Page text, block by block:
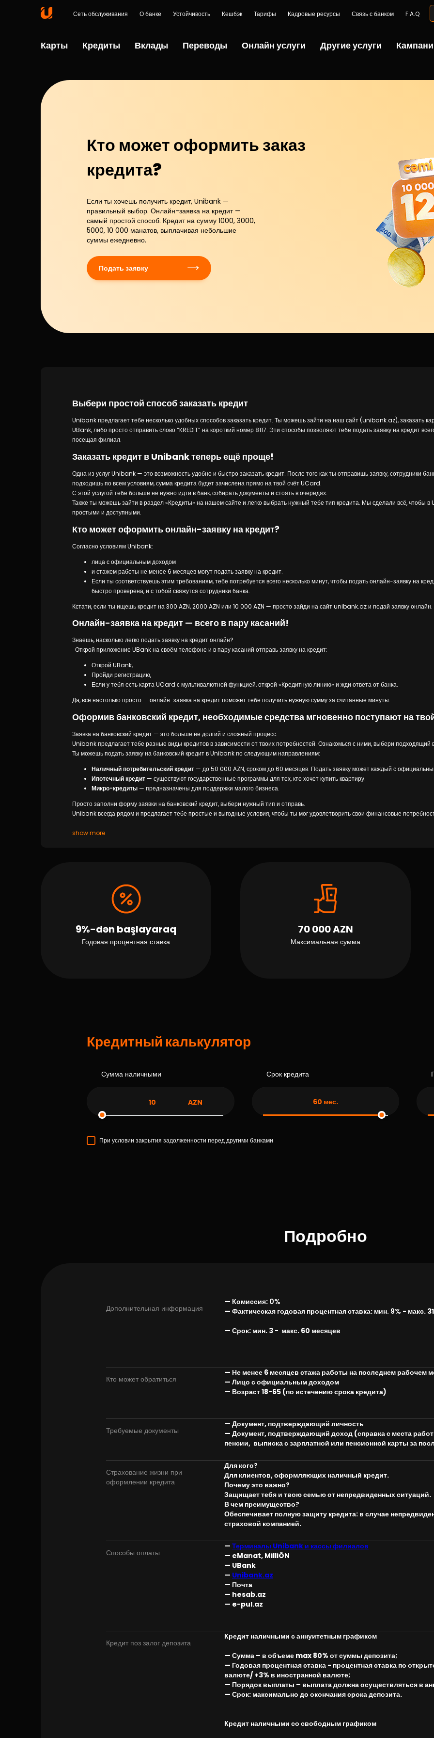
Сеть обслуживания О банке Устойчивость Кешбэк Тарифы Кадровые ресурсы Связь с банком F.A.Q
Карты Кредиты Вклады Переводы Онлайн услуги Другие услуги
Кто может оформить заказ
кредита?
Если ты хочешь получить кредит, Unibank —
правильный выбор. Онлайн-заявка на кредит —
самый простой способ. Кредит на сумму 1000, 3000,
5000, 10 000 манатов, выплачивая небольшие
суммы ежедневно.
Подать заявку
Выбери простой способ заказать кредит
Unibank предлагает тебе несколько удобных способов заказать кредит. Ты можешь зайти на наш сайт (unibank.az), заказать
UBank, либо просто отправить слово “KREDİT” на короткий номер 8117. Эти способы позволяют тебе подать заявку на кредит
посещая филиал.
Заказать кредит в Unibank теперь ещё проще!
Одна из услуг Unibank — это возможность удобно и быстро заказать кредит. После того как ты отправишь заявку, сотрудники
подходишь по всем условиям, сумма кредита будет зачислена прямо на твой счёт UCard.
С этой услугой тебе больше не нужно идти в банк, собирать документы и стоять в очередях.
Также ты можешь зайти в раздел «Кредиты» на нашем сайте и легко выбрать нужный тебе тип кредита. Мы сделали всё,
простыми и доступными.
Кто может оформить онлайн-заявку на кредит?
Согласно условиям Unibank:
лица с официальным доходом
и стажем работы не менее 6 месяцев могут подать заявку на кредит.
Если ты соответствуешь этим требованиям, тебе потребуется всего несколько минут, чтобы подать онлайн-заявку на
быстро проверена, и с тобой свяжутся сотрудники банка.
Кстати, если ты ищешь кредит на 300 AZN, 2000 AZN или 10 000 AZN — просто зайди на сайт unibank.az и подай заявку онлайн.
Онлайн-заявка на кредит — всего в пару касаний!
Знаешь, насколько легко подать заявку на кредит онлайн?
Открой приложение UBank на своём телефоне и в пару касаний отправь заявку на кредит:
Открой UBank,
Пройди регистрацию,
Если у тебя есть карта UCard с мультивалютной функцией, открой «Кредитную линию» и жди ответа от банка.
Да, всё настолько просто — онлайн-заявка на кредит поможет тебе получить нужную сумму за считанные минуты.
Оформив банковский кредит, необходимые средства мгновенно поступают на
Заявка на банковский кредит — это больше не долгий и сложный процесс.
Unibank предлагает тебе разные виды кредитов в зависимости от твоих потребностей. Ознакомься с ними, выбери подходящий
Ты можешь подать заявку на банковский кредит в Unibank по следующим направлениям:
Наличный потребительский кредит — до 50 000 AZN, сроком до 60 месяцев. Подать заявку может каждый с
Ипотечный кредит — существуют государственные программы для тех, кто хочет купить квартиру.
Микро-кредиты — предназначены для поддержки малого бизнеса.
Просто заполни форму заявки на банковский кредит, выбери нужный тип и отправь.
Unibank всегда рядом и предлагает тебе простые и выгодные условия, чтобы ты мог удовлетворить свои финансовые
show more
9%-dən başlayaraq
Годовая процентная ставка
70 000 AZN
Максимальная сумма
Кредитный калькулятор
Сумма наличными
AZN
Срок кредита
60 мес.
При условии закрытия задолженности перед другими банками
Подробно
Дополнительная информация
— Комиссия: 0%
— Фактическая годовая процентная ставка: мин. 9% - макс.
—Срок: мин. 3 - макс. 60 месяцев
Кто может обратиться
— Не менее 6 месяцев стажа работы на последнем рабочем
— Лицо с официальным доходом
— Возраст 18-65 (по истечению срока кредита)
Требуемые документы
— Документ, подтверждающий личность
— Документ, подтверждающий доход (справка с места
пенсии, выписка с зарплатной или пенсионной карты за
Страхование жизни при
оформлении кредита
Для кого?
Для клиентов, оформляющих наличный кредит.
Почему это важно?
Защищает тебя и твою семью от непредвиденных ситуаций.
В чем преимущество?
Обеспечивает полную защиту кредита: в случае
страховой компанией.
Способы оплаты
—Терминалы Unibank и кассы филиалов
— eManat, MilliÖN
— UBank
— Unibank.az
— Почта
— hesab.az
— e-pul.az
Кредит поз залог депозита
Кредит наличными с аннуитетным графиком
— Сумма – в объеме max 80% от суммы депозита;
— Годовая процентная ставка - процентная ставка по
валюте/ +3% в иностранной валюте;
— Порядок выплаты – выплата должна осуществляться в
— Срок: максимально до окончания срока депозита.
Кредит наличными со свободным графиком